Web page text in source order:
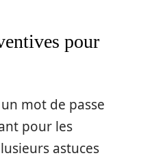
pour
mot de passe
pour les
astuces